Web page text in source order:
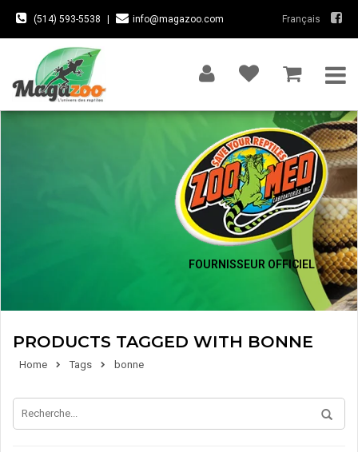
(514) 593-5538 info@magazoo.com Français
FOURNISSEUR OFFICIEL
PRODUCTS TAGGED WITH BONNE
Home Tags bonne